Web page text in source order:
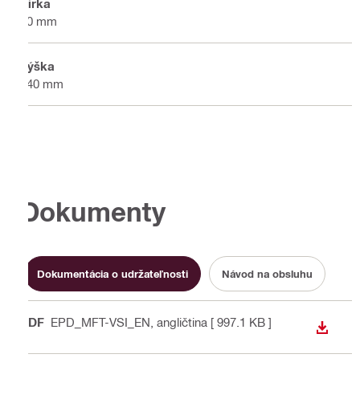
Šírka
50 mm
Výška
140 mm
Dokumenty
Dokumentácia o udržateľnosti Návod na obsluhu
PDF EPD_MFT-VSI_EN , angličtina [ 997.1 KB ]